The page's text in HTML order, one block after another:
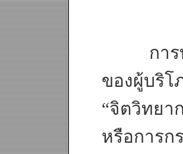
การทำ
ของผู้บริโ
“จิตวิทยา
หรือการก